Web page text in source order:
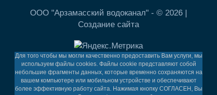
ООО "Арзамасский водоканал" - © 2026 |
Создание сайта
Для того чтобы мы могли качественно предоставить Вам услуги, мы
используем файлы cookies. Файлы cookie представляют собой
небольшие фрагменты данных, которые временно сохраняются на
вашем компьютере или мобильном устройстве и обеспечивают
более эффективную работу сайта. Нажимая кнопку СОГЛАСЕН, Вы